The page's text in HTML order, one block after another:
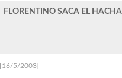
FLORENTINO SACA EL
[16/5/2003]